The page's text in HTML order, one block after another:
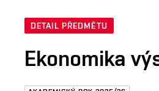
DETAIL PŘEDMĚTU
Ekonomika